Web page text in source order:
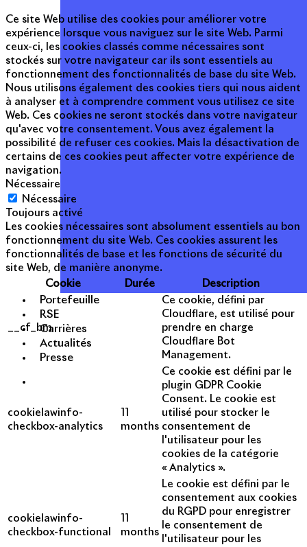
Portefeuille
RSE
Carrières
Actualités
Presse
Ce site Web utilise des cookies pour améliorer votre
expérience lorsque vous naviguez sur le site Web. Parmi
ceux-ci, les cookies classés comme nécessaires sont
stockés sur votre navigateur car ils sont essentiels au
fonctionnement des fonctionnalités de base du site Web.
Nous utilisons également des cookies tiers qui nous aident
à analyser et à comprendre comment vous utilisez ce site
Web. Ces cookies ne seront stockés dans votre navigateur
qu'avec votre consentement. Vous avez également la
possibilité de refuser ces cookies. Mais la désactivation de
certains de ces cookies peut affecter votre expérience de
navigation.
Nécessaire
Nécessaire
Toujours activé
Les cookies nécessaires sont absolument essentiels au bon
fonctionnement du site Web. Ces cookies assurent les
fonctionnalités de base et les fonctions de sécurité du
site Web, de manière anonyme.
Cookie
Durée Description
__cf_bm
Ce cookie, défini par
Cloudflare, est utilisé pour
prendre en charge
Cloudflare Bot
Management.
cookielawinfo-
checkbox-analytics
months
Ce cookie est défini par le
plugin GDPR Cookie
Consent. Le cookie est
utilisé pour stocker le
consentement de
l'utilisateur pour les
cookies de la catégorie
« Analytics ».
cookielawinfo-
checkbox-functional
months
Le cookie est défini par le
consentement aux cookies
du RGPD pour enregistrer
le consentement de
l'utilisateur pour les